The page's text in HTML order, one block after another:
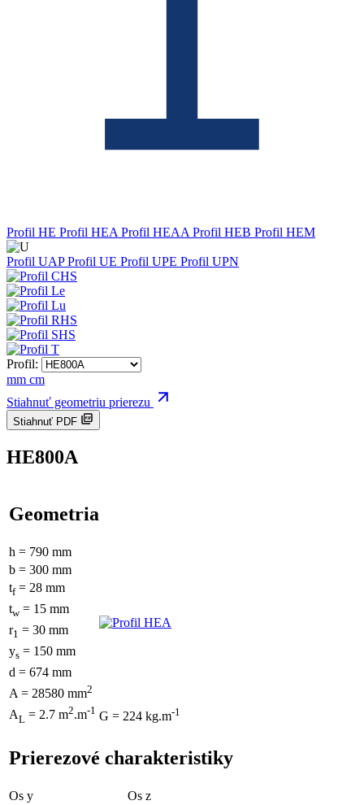
Profil HE Profil HEA Profil HEAA Profil HEB Profil HEM
Profil UAPProfil UE Profil UPE Profil UPN
Profil:
mm cm
Stiahnuť geometriu prierezu
Stiahnuť PDF
HE800A
Geometria
h = 790 mm
b = 300 mm
tf= 28 mm
tw= 15 mm
r1 = 30 mm
ys = 150 mm
d = 674 mm
A = 28580 mm2
AL = 2.7 m2.m-1 G = 224 kg.m-1
Prierezové charakteristiky
Os y
Os z